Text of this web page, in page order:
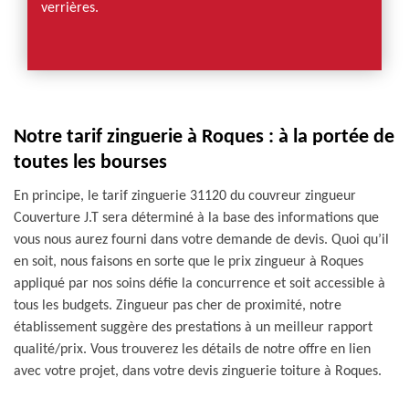
verrières.
Notre tarif zinguerie à Roques : à la portée de
toutes les bourses
En principe, le tarif zinguerie 31120 du couvreur zingueur
Couverture J.T sera déterminé à la base des informations que
vous nous aurez fourni dans votre demande de devis. Quoi qu’il
en soit, nous faisons en sorte que le prix zingueur à Roques
appliqué par nos soins défie la concurrence et soit accessible à
tous les budgets. Zingueur pas cher de proximité, notre
établissement suggère des prestations à un meilleur rapport
qualité/prix. Vous trouverez les détails de notre offre en lien
avec votre projet, dans votre devis zinguerie toiture à Roques.